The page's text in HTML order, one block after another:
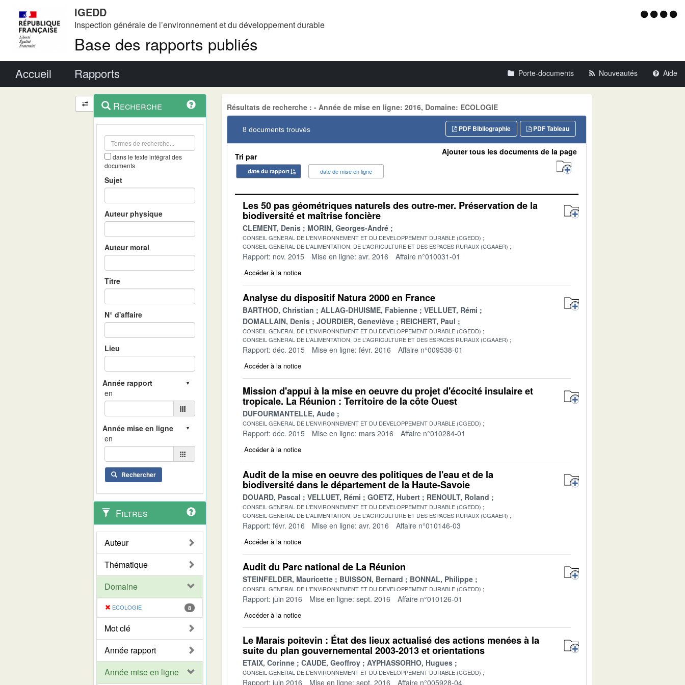
IGEDD
Inspection générale de l’environnement et du développement durable
Base des rapports publiés
Menu
Accueil Rapports Porte-documents Nouveautés Aide
Navigation
et
outils
contextuel
Recherche
dans le texte intégral des
documents
Sujet
Auteur physique
Auteur moral
Titre
N° d'affaire
Lieu
en
en
Rechercher
Filtres
Auteur
Thématique
Domaine
ECOLOGIE 8
Mot clé
Année rapport
Année mise en ligne
Résultats de recherche : - Année de mise en ligne: 2016, Domaine: ECOLOGIE
8 documents trouvés PDF Tableau
PDF Bibliographie
Tri par
date du rapport date de mise en ligne
Ajouter tous les documents de la page
Les 50 pas géométriques naturels des outre-mer. Préservation de la
biodiversité et maîtrise foncière
CLEMENT, Denis MORIN, Georges-André
CONSEIL GENERAL DE L'ENVIRONNEMENT ET DU DEVELOPPEMENT DURABLE (CGEDD)
CONSEIL GENERAL DE L'ALIMENTATION, DE L'AGRICULTURE ET DES ESPACES RURAUX (CGAAER)
Rapport: nov. 2015 Mise en ligne: avr. 2016 Affaire n°010031-01
Accéder à la notice
Analyse du dispositif Natura 2000 en France
BARTHOD, Christian ALLAG-DHUISME, Fabienne
VELLUET, Rémi
DOMALLAIN, Denis
JOURDIER, Geneviève REICHERT, Paul
CONSEIL GENERAL DE L'ENVIRONNEMENT ET DU DEVELOPPEMENT DURABLE (CGEDD)
CONSEIL GENERAL DE L'ALIMENTATION, DE L'AGRICULTURE ET DES ESPACES RURAUX (CGAAER)
Rapport: déc. 2015 Mise en ligne: févr. 2016 Affaire n°009538-01
Accéder à la notice
Mission d'appui à la mise en oeuvre du projet d'écocité insulaire et
tropicale. La Réunion : Territoire de la côte Ouest
DUFOURMANTELLE, Aude
CONSEIL GENERAL DE L'ENVIRONNEMENT ET DU DEVELOPPEMENT DURABLE (CGEDD)
Rapport: déc. 2015 Mise en ligne: mars 2016 Affaire n°010284-01
Accéder à la notice
Audit de la mise en oeuvre des politiques de l'eau et de la
biodiversité dans le département de la Haute-Savoie
DOUARD, Pascal VELLUET, Rémi GOETZ, Hubert RENOULT, Roland
CONSEIL GENERAL DE L'ENVIRONNEMENT ET DU DEVELOPPEMENT DURABLE (CGEDD)
CONSEIL GENERAL DE L'ALIMENTATION, DE L'AGRICULTURE ET DES ESPACES RURAUX (CGAAER)
Rapport: févr. 2016 Mise en ligne: avr. 2016 Affaire n°010146-03
Accéder à la notice
Audit du Parc national de La Réunion
STEINFELDER, Mauricette BUISSON, Bernard BONNAL, Philippe
CONSEIL GENERAL DE L'ENVIRONNEMENT ET DU DEVELOPPEMENT DURABLE (CGEDD)
Rapport: juin 2016 Mise en ligne: sept. 2016 Affaire n°010126-01
Accéder à la notice
Le Marais poitevin : État des lieux actualisé des actions menées à la
suite du plan gouvernemental 2003-2013 et orientations
ETAIX, Corinne CAUDE, Geoffroy AYPHASSORHO, Hugues
CONSEIL GENERAL DE L'ENVIRONNEMENT ET DU DEVELOPPEMENT DURABLE (CGEDD)
Rapport: juin 2016 Mise en ligne: sept. 2016 Affaire n°005928-04